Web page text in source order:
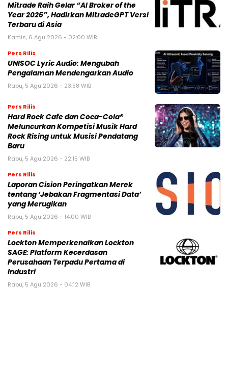
Mitrade Raih Gelar “AI Broker of the
Year 2026”, Hadirkan MitradeGPT Versi
Terbaru di Asia
Kamis, 6 Agu 2026 - 02:00 WIB
Pers Rilis
UNISOC Lyric Audio: Mengubah
Pengalaman Mendengarkan Audio
Rabu, 5 Agu 2026 - 23:58 WIB
Pers Rilis
Hard Rock Cafe dan Coca-Cola®
Meluncurkan Kompetisi Musik Hard
Rock Rising untuk Musisi Pendatang
Baru
Rabu, 5 Agu 2026 - 22:15 WIB
Pers Rilis
Laporan Cision Peringatkan Merek
tentang ‘Jebakan Fragmentasi Data’
yang Merugikan
Rabu, 5 Agu 2026 - 14:00 WIB
Pers Rilis
Lockton Memperkenalkan Lockton
SAGE: Platform Kecerdasan
Perusahaan Terpadu Pertama di
Industri
Rabu, 5 Agu 2026 - 04:12 WIB